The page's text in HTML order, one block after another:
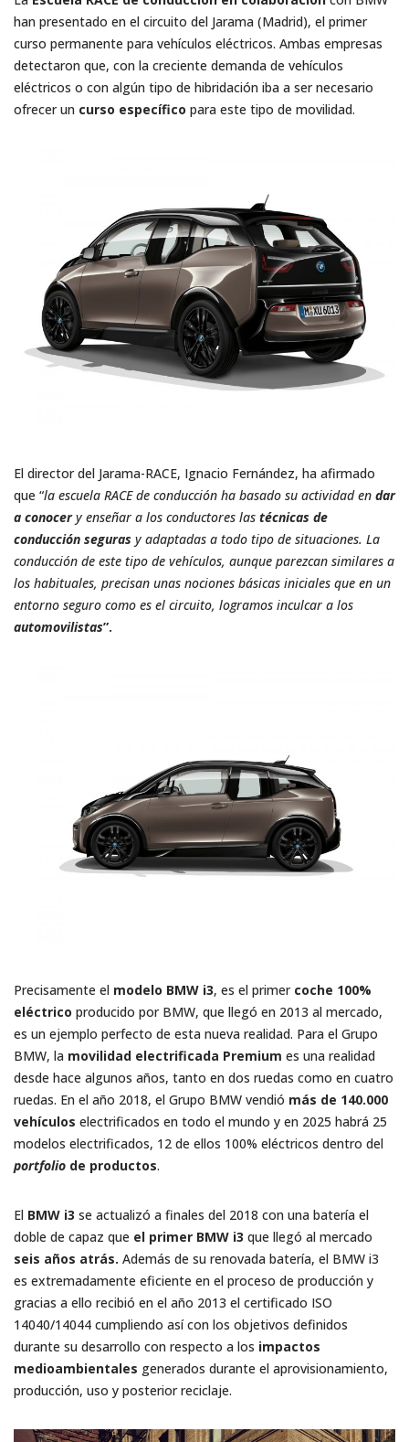
han presentado en el circuito del Jarama (Madrid), el primer
curso permanente para vehículos eléctricos. Ambas empresas
detectaron que, con la creciente demanda de vehículos
eléctricos o con algún tipo de hibridación iba a ser necesario
ofrecer un curso específico para este tipo de movilidad.
El director del Jarama-RACE, Ignacio Fernández, ha afirmado
que “la escuela RACE de conducción ha basado su actividad en dar
a conocery enseñar a los conductores las técnicas de
conducción seguras y adaptadas a todo tipo de situaciones. La
conducción de este tipo de vehículos, aunque parezcan similares a
los habituales, precisan unas nociones básicas iniciales que en un
entorno seguro como es el circuito, logramos inculcar a los
automovilistas”.
Precisamente el modelo BMW i3, es el primer coche 100%
eléctrico producido por BMW, que llegó en 2013 al mercado,
es un ejemplo perfecto de esta nueva realidad. Para el Grupo
BMW, la movilidad electrificada Premium es una realidad
desde hace algunos años, tanto en dos ruedas como en cuatro
ruedas. En el año 2018, el Grupo BMW vendió más de 140.000
vehículos electrificados en todo el mundo y en 2025 habrá 25
modelos electrificados, 12 de ellos 100% eléctricos dentro del
portfolio de productos.
El BMW i3 se actualizó a finales del 2018 con una batería el
doble de capaz que el primer BMW i3 que llegó al mercado
seis años atrás. Además de su renovada batería, el BMW i3
es extremadamente eficiente en el proceso de producción y
gracias a ello recibió en el año 2013 el certificado ISO
14040/14044 cumpliendo así con los objetivos definidos
durante su desarrollo con respecto a los impactos
medioambientales generados durante el aprovisionamiento,
producción, uso y posterior reciclaje.